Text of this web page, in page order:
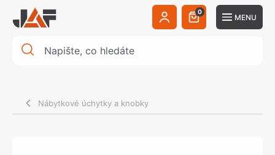
0
MENU
Nábytkové úchytky a knobky